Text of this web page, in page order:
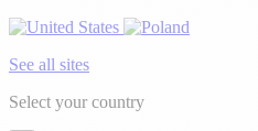
See all sites
Select your country